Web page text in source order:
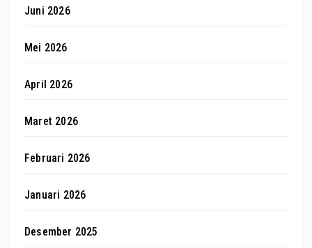
Juni 2026
Mei 2026
April 2026
Maret 2026
Februari 2026
Januari 2026
Desember 2025